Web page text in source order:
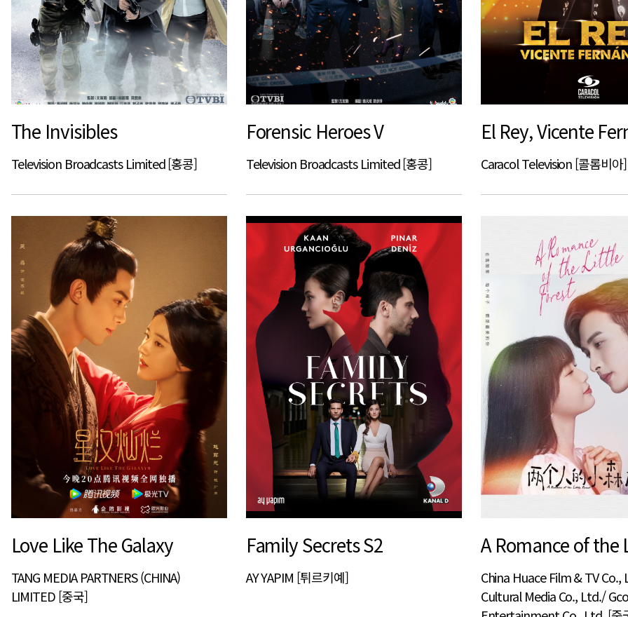
The Invisibles
Television Broadcasts Limited [홍콩]
Forensic Heroes V
Television Broadcasts Limited [홍콩]
El Rey, Vicente
Caracol Television [콜롬비아]
Love Like The Galaxy
TANG MEDIA PARTNERS (CHINA)
LIMITED [중국]
Family Secrets S2
AY YAPIM [튀르키예]
China Huace Film & TV
Cultural Media Co., Ltd./